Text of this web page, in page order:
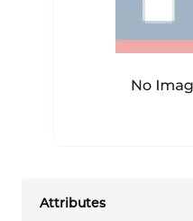
Attributes